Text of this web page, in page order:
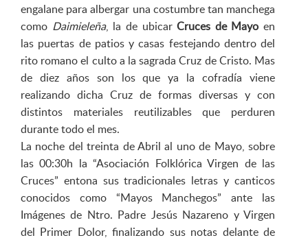
engalane para albergar una costumbre tan manchega
como Daimieleña, la de ubicarCruces de Mayo en
las puertas de patios y casas festejando dentro del
rito romano el culto a la sagrada Cruz de Cristo. Mas
de diez años son los que ya la cofradía viene
realizando dicha Cruz de formas diversas y con
distintos materiales reutilizables que perduren
durante todo el mes.
La noche del treinta de Abril al uno de Mayo, sobre
las 00:30h la “Asociación Folklórica Virgen de las
Cruces” entona sus tradicionales letras y canticos
conocidos como “Mayos Manchegos” ante las
Imágenes de Ntro. Padre Jesús Nazareno y Virgen
del Primer Dolor, finalizando sus notas delante de